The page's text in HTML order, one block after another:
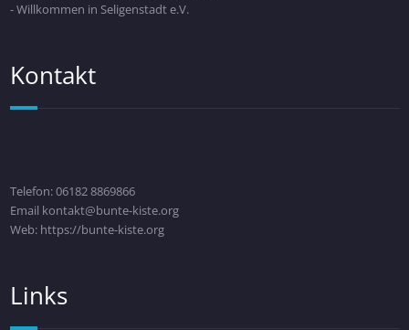
- Willkommen in Seligenstadt e.V.
Kontakt
Telefon: 06182 8869866
Email kontakt@bunte-kiste.org
Web: https://bunte-kiste.org
Links